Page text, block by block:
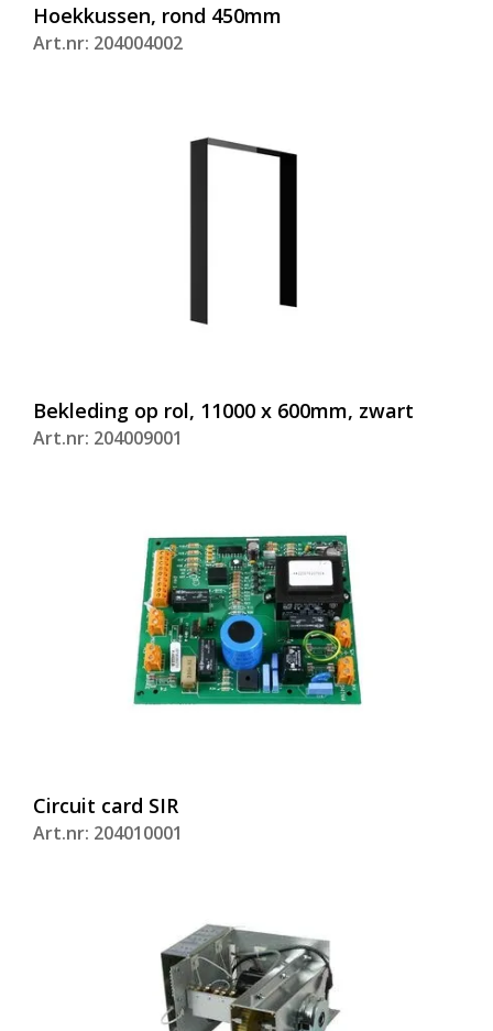
Hoekkussen, rond 450mm
Art.nr: 204004002
Bekleding op rol, 11000 x 600mm, zwart
Art.nr: 204009001
Circuit card SIR
Art.nr: 204010001